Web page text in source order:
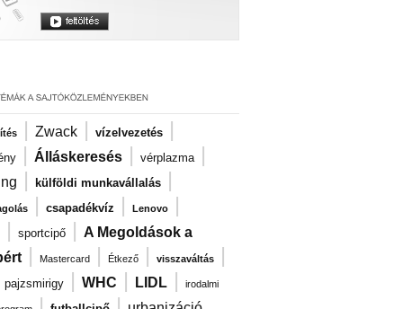
| Zwack | vízelvezetés |
| Álláskeresés | vérplazma |
| külföldi munkavállalás |
| csapadékvíz | Lenovo |
| sportcipő | A Megoldások a
| Mastercard | Étkező | visszaváltás |
pajzsmirigy | WHC | LIDL | irodalmi